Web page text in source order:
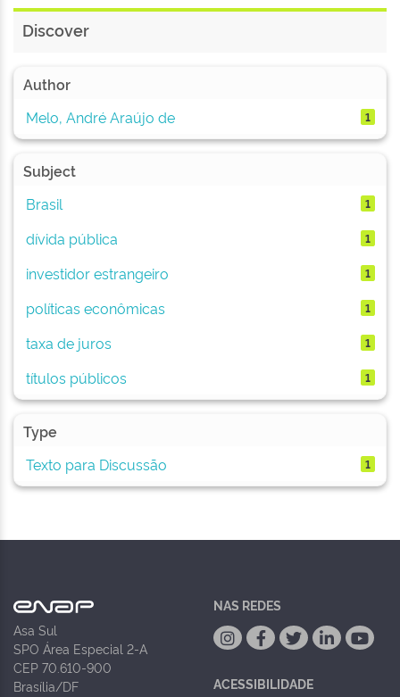
Discover
Author
Melo, André Araújo de
1
Subject
Brasil
1
dívida pública 1
investidor estrangeiro 1
políticas econômicas 1
taxa de juros 1
títulos públicos 1
Type
Texto para Discussão
1
Asa Sul
SPO Área Especial 2-A
CEP 70.610-900
Brasília/DF
NAS REDES
ACESSIBILIDADE